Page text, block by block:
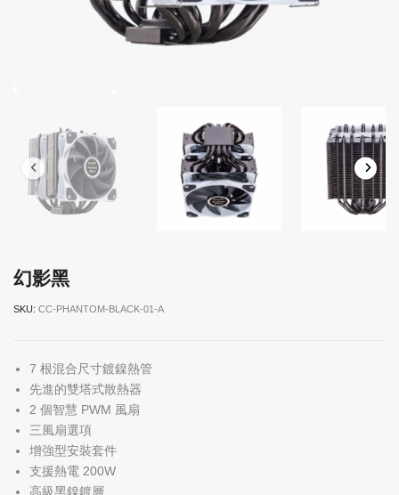
幻影黑
SKU: CC-PHANTOM-BLACK-01-A
7 根混合尺寸鍍鎳熱管
先進的雙塔式散熱器
2 個智慧 PWM 風扇
三風扇選項
增強型安裝套件
支援熱電 200W
高級黑鎳鍍層